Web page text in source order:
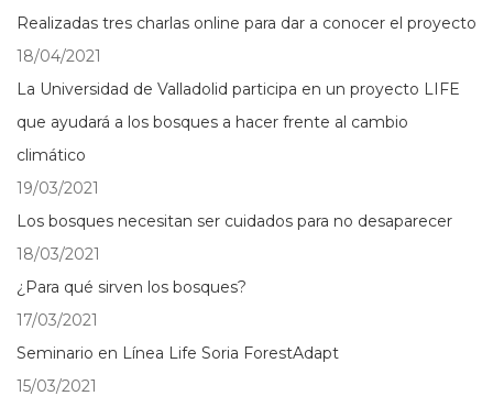
Realizadas tres charlas online para dar a conocer el proyecto
18/04/2021
La Universidad de Valladolid participa en un proyecto LIFE
que ayudará a los bosques a hacer frente al cambio
climático
19/03/2021
Los bosques necesitan ser cuidados para no desaparecer
18/03/2021
¿Para qué sirven los bosques?
17/03/2021
Seminario en Línea Life Soria ForestAdapt
15/03/2021